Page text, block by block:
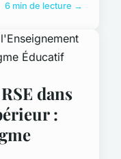
6 min de lecture →
dans
: